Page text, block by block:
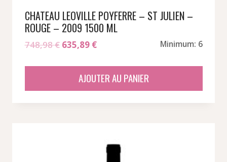
CHATEAU LEOVILLE POYFERRE – ST JULIEN –
ROUGE – 2009 1500 ML
748,98€ Le
était :
635,89 €Le
est :
Minimum: 6
AJOUTER AU PANIER